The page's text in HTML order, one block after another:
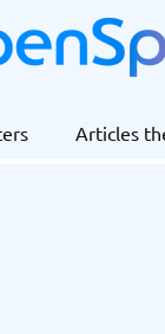
Articles